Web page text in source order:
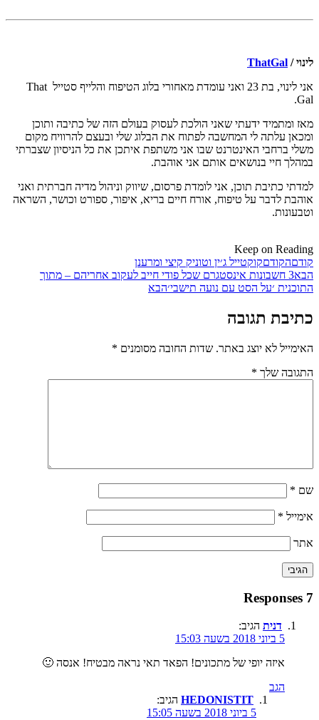
לינוי / ThatGal
אני לינוי, בת 23 ואני עומדת מאחורי בלוג הטיפוח והלייף סטייל That
Gal.
מאז ומתמיד ידעתי שאני הולכת לעסוק בעולם הזה של כתיבה ותוכן
ומכאן עלתה לי המחשבה לפתוח את הבלוג שלי ובעצם להרוויח מקום
משלי ברחבי האינטרנט שבו אני משתפת איתכן את כל הניסיון שצברתי
במהלך חיי בנושאים אותם אני אוהבת.
למדתי כתיבת תוכן, אני לומדת פרסום, שיווק וניהול מדיה חברתית ואני
אוהבת לדבר על טיפוח, אורח חיים בריא, איפור, ספורט וכושר, השראה
וטבעונות.
Keep on Reading
קודםהקודםקוקטייל ג׳ין וטוניק קיצי ומרענן
הבא
3 חשבונות אינסטגרם שכל פודי חייב לעקוב אחריהם – מתוך
התוכנית ׳על הסט עם נועה תישבי׳הבא
כתיבת תגובה
האימייל לא יוצג באתר. שדות החובה מסומנים *
התגובה שלך *
שם *
אימייל *
אתר
7 Responses
דנית הגיב:
5 ביוני 2018 בשעה 15:03
איזה יופי של מתכונים! הפאד תאי נראה מבטיח! אנסה 🙂
הגב
HEDONISTIT הגיב:
5 ביוני 2018 בשעה 15:05